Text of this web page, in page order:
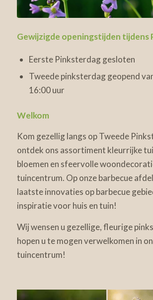
Gewijzigde openingstijden tijdens
Eerste Pinksterdag gesloten
Tweede pinksterdag geopend
16:00 uur
Welkom
Kom gezellig langs op Tweede
ontdek ons assortiment kleurrijke
bloemen en sfeervolle
tuincentrum. Op onze barbecue
laatste innovaties op barbecue
inspiratie voor huis en tuin!
Wij wensen u gezellige, fleurige
hopen u te mogen verwelkomen in
tuincentrum!